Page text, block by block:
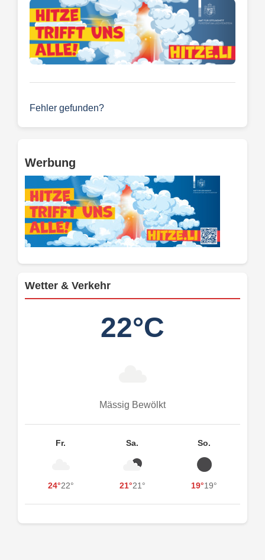
Fehler gefunden?
Werbung
Wetter & Verkehr
22°C
Mässig Bewölkt
Fr.
24°22°
Sa.
21°21°
So.
19°19°